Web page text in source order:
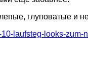
глуповатые и
laufsteg-looks-zum-